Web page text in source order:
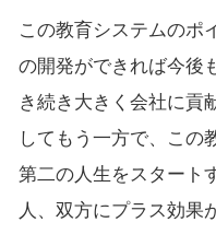
この教育システムのポ
の開発ができれば今後
き続き大きく会社に貢
してもう一方で、この
第二の人生をスタート
人、双方にプラス効果